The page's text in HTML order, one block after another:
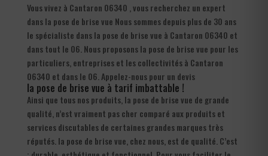
Vous vivez à Cantaron 06340 , vous recherchez un expert
dans la pose de brise vue Nous sommes depuis plus de 30 ans
le spécialiste dans la pose de brise vue à Cantaron 06340 et
dans tout le 06. Nous proposons la pose de brise vue pour les
particuliers, entreprises et les collectivités à Cantaron
06340 et dans le 06. Appelez-nous pour un devis
la pose de brise vue à tarif imbattable !
Ainsi que tous nos produits, la pose de brise vue de grande
qualité, n’est vraiment pas cher comparé aux produits et
services discutables de certaines grandes marques très
réputés. la pose de brise vue, chez nous, est de qualité. C’est